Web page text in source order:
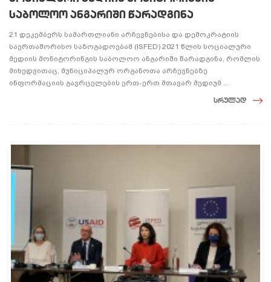
საბოლოო ანგარიში წარადგინა
21 დეკემბერს სამართლიანი არჩევნებისა და დემოკრატიის
საერთაშორისო საზოგადოებამ (ISFED) 2021 წლის სოციალური
მედიის მონიტორინგის საბოლოო ანგარიში წარადგინა, რომლის
მიხედვითაც, მუნიციპალურ ორგანოთა არჩევნებზე
ინფორმაციის გავრცელების ერთ-ერთ მთავარ მედიუმ ...
სრულად